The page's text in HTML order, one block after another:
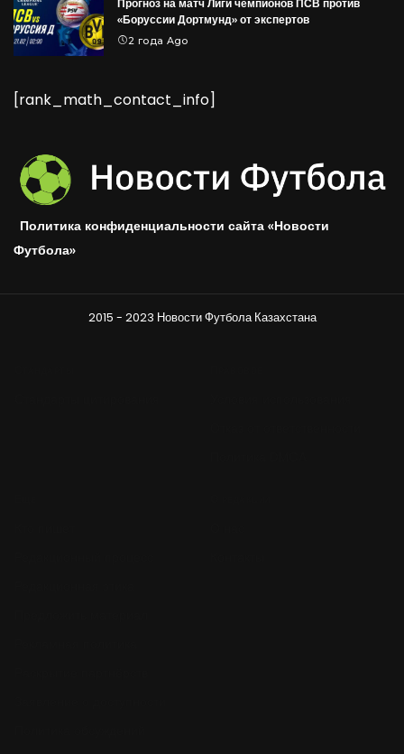
Прогноз на матч Лиги чемпионов ПСВ против
«Боруссии Дортмунд» от экспертов
2 года Ago
[rank_math_contact_info]
Политика конфиденциальности сайта «Новости
Футбола»
2015 - 2023 Новости Футбола Казахстана